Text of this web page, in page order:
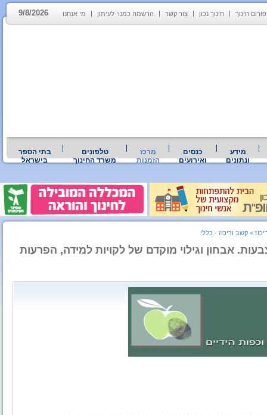
פורום חינוך חינוך נכון צור קשר הרשמה כמנוי לעיתון מי אנחנו 9/8/2026
מידע
ונתונים
כנסים
ואירועים
מרכז
הזמנות
טלפונים
משרד החינוך
בתי הספר
בישראל
> קשב וריכוז - כללי
אבחון וגילוי מוקדם של לקויות למידה, הפרעות